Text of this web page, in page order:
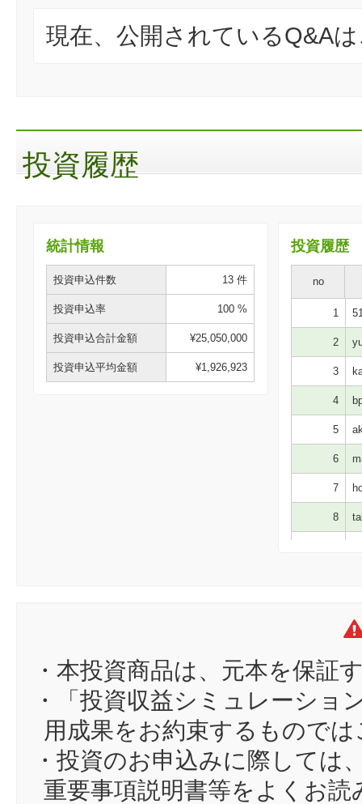
現在、公開されているQ&A
投資履歴
投資履歴
no
1
2
3
4
5
6
7
8
13
統計情報
投資申込件数 13 件
投資申込率 100 %
投資申込合計金額 ¥25,050,000
投資申込平均金額 ¥1,926,923
・本投資商品は、元本を保証
・「投資収益シミュレーショ
用成果をお約束するもので
・投資のお申込みに際しては
重要事項説明書等をよくお